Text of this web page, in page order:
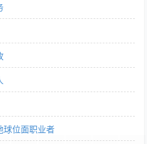
球位面职业者